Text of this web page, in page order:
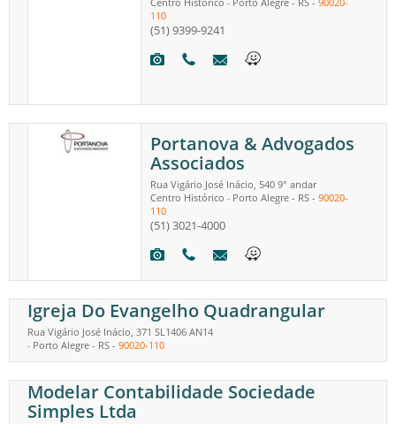
-
110
(51) 9399-9241
Portanova & Advogados
Associados
Rua Vigário José Inácio, 540 9° andar
Centro Histórico - Porto Alegre- RS- 90020-
110
(51) 3021-4000
Igreja Do Evangelho Quadrangular
Rua Vigário José Inácio, 371 SL1406 AN14
- Porto Alegre - RS - 90020-110
Modelar Contabilidade Sociedade
Simples Ltda